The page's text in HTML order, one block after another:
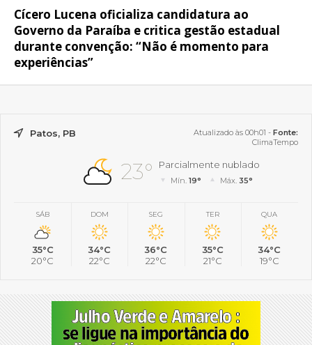
Cícero Lucena oficializa candidatura ao
Governo da Paraíba e critica gestão estadual
durante convenção: “Não é momento para
experiências”
Patos, PB Atualizado às 00h01 - Fonte:
ClimaTempo
23° Parcialmente nublado
Mín.19° Máx. 35°
SÁB
35°C
20°C
DOM
34°C
22°C
SEG
36°C
22°C
TER
35°C
21°C
QUA
34°C
19°C